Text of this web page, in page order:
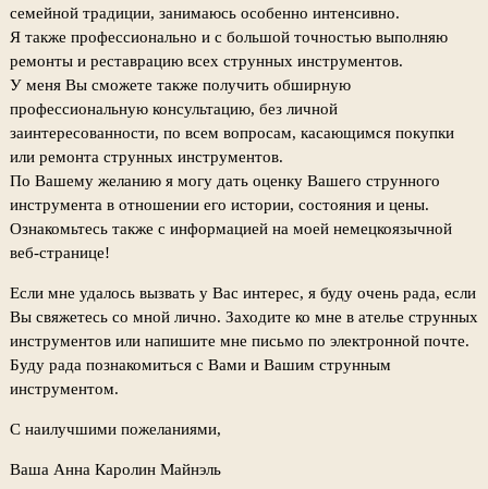
семейной традиции, занимаюсь особенно интенсивно.
Я также профессионально и с большой точностью выполняю
ремонты и реставрацию всех струнных инструментов.
У меня Вы сможете также получить обширную
профессиональную консультацию, без личной
заинтересованности, по всем вопросам, касающимся покупки
или ремонта струнных инструментов.
По Вашему желанию я могу дать оценку Вашего струнного
инструмента в отношении его истории, состояния и цены.
Ознакомьтесь также с информацией на моей немецкоязычной
веб-странице!
Если мне удалось вызвать у Вас интерес, я буду очень рада, если
Вы свяжетесь со мной лично. Заходите ко мне в ателье струнных
инструментов или напишите мне письмо по электронной почте.
Буду рада познакомиться с Вами и Вашим струнным
инструментом.
С наилучшими пожеланиями,
Ваша Анна Каролин Майнэль